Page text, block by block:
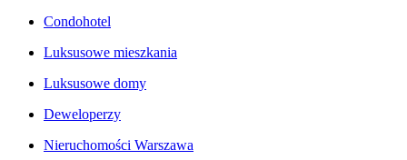
Condohotel
Luksusowe mieszkania
Luksusowe domy
Deweloperzy
Nieruchomości Warszawa